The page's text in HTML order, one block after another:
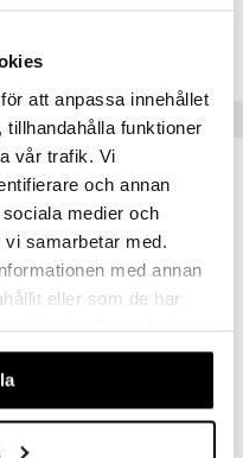
att anpassa innehållet
funktioner
vår trafik. Vi
och annan
medier och
samarbetar med.
med annan
eller som de har
av vår webbplats.
Nivea Pearl & Beauty Roll On Deo